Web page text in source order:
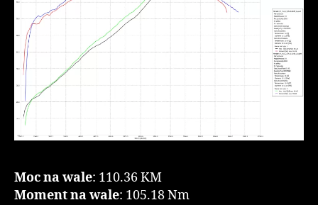
Moc na wale: 110.36 KM
Moment na wale: 105.18 Nm